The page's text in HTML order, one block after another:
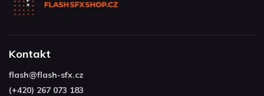
Kontakt
flash@flash-sfx.cz
(+420) 267 073 183